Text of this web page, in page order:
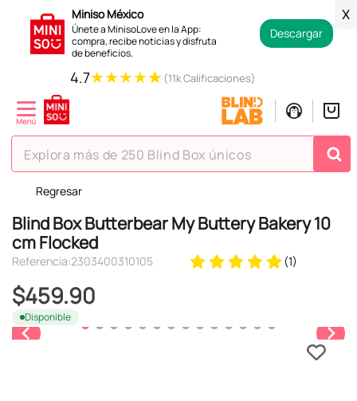
Miniso México
Únete a MinisoLove en la App:
compra, recibe noticias y disfruta
de beneficios.
Descargar
X
4.7★★★★★ (11k Calificaciones)
Explora más de 250 Blind Box únicos
Regresar
Blind Box Butterbear My Buttery Bakery 10
cm Flocked
Referencia:2303400310105 (1)
$459.90
Disponible
TÉRMINOS MÁS BUSCADOS
1.
hello kitty
2 .
spiderman
4.
osito cariñosito
5.
blind box